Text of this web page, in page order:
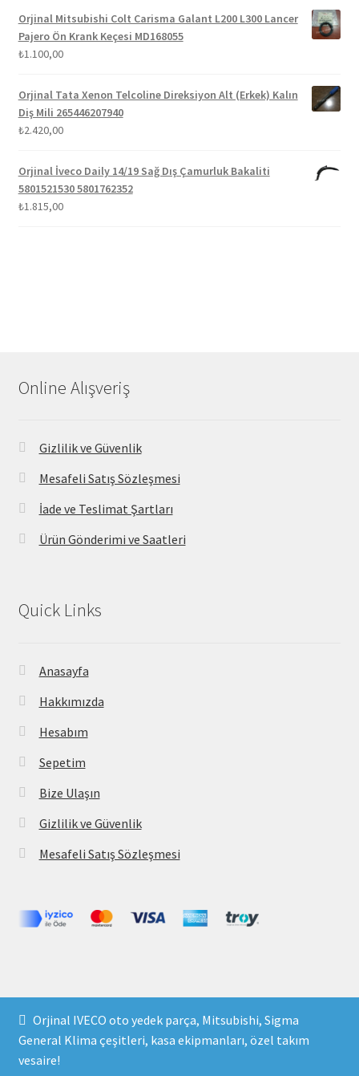
Orjinal IVECO oto yedek parça, Mitsubishi, Sigma
General Klima çeşitleri, kasa ekipmanları, özel takım
vesaire!
Orjinal Mitsubishi Colt Carisma Galant L200 L300 Lancer
Pajero Ön Krank Keçesi MD168055
₺1.100,00
Orjinal Tata Xenon Telcoline Direksiyon Alt (Erkek) Kalın
Diş Mili 265446207940
₺2.420,00
Orjinal İveco Daily 14/19 Sağ Dış Çamurluk Bakaliti
5801521530 5801762352
₺1.815,00
Online Alışveriş
Gizlilik ve Güvenlik
Mesafeli Satış Sözleşmesi
İade ve Teslimat Şartları
Ürün Gönderimi ve Saatleri
Quick Links
Anasayfa
Hakkımızda
Hesabım
Sepetim
Bize Ulaşın
Gizlilik ve Güvenlik
Mesafeli Satış Sözleşmesi
Copyright 2021 © parcavs.com Tüm hakları saklıdır. Kredi
kartı bilgileriniz 256bit SSL sertifikası ile korunmaktadır.